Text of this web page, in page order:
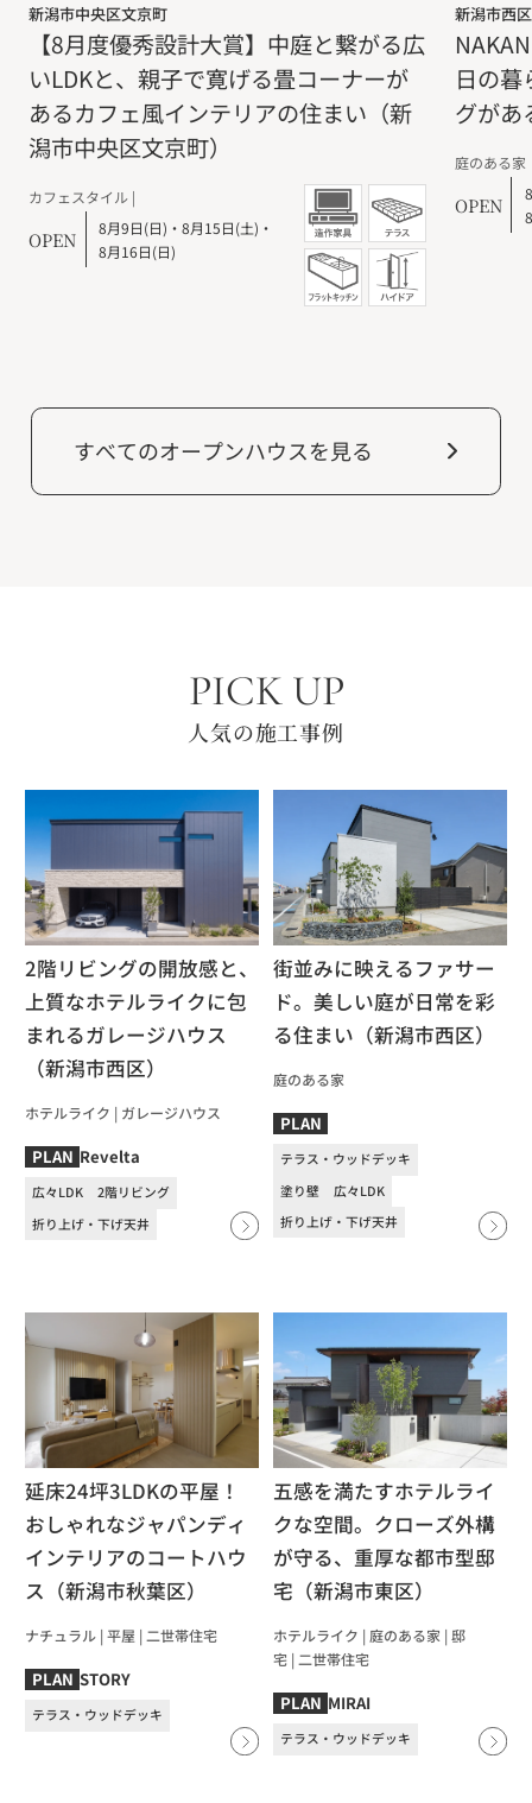
新潟市中央区文京町
【8月度優秀設計大賞】中庭と繋がる広
いLDKと、親子で寛げる畳コーナーが
あるカフェ風インテリアの住まい（新
潟市中央区文京町）
カフェスタイル |
OPEN
8月9日(日) ・8月15日(土) ・
8月16日(日)
新潟市西
日の
グがあ
庭のある家
OPEN
すべてのオープンハウスを見る
PICK UP
人気の施工事例
2階リビングの開放感と、
上質なホテルライクに包
まれるガレージハウス
（新潟市西区）
ホテルライク | ガレージハウス
PLAN Revelta
広々LDK
2階リビング
折り上げ・下げ天井
街並みに映えるファサー
ド。美しい庭が日常を彩
る住まい（新潟市西区）
庭のある家
PLAN
テラス・ウッドデッキ
塗り壁
広々LDK
折り上げ・下げ天井
延床24坪3LDKの平屋！
おしゃれなジャパンディ
インテリアのコートハウ
ス（新潟市秋葉区）
ナチュラル|平屋 | ⼆世帯住宅
PLAN STORY
テラス・ウッドデッキ
五感を満たすホテルライ
クな空間。クローズ外構
が守る、重厚な都市型邸
宅（新潟市東区）
ホテルライク | 庭のある家 |邸
宅| ⼆世帯住宅
PLAN MIRAI
テラス・ウッドデッキ